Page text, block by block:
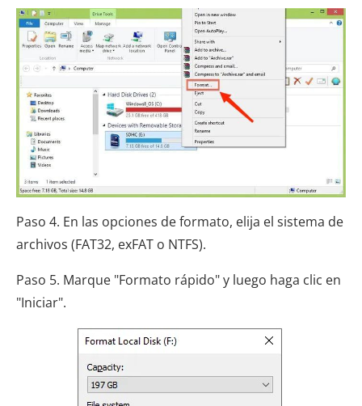
Paso 4. En las opciones de formato, elija el sistema de
archivos (FAT32, exFAT o NTFS).
Paso 5. Marque "Formato rápido" y luego haga clic en
"Iniciar".